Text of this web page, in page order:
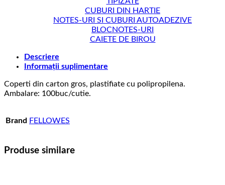
CUBURI DIN HARTIE
NOTES-URI SI CUBURI AUTOADEZIVE
BLOCNOTES-URI
CAIETE DE BIROU
Descriere
Informații suplimentare
Coperti din carton gros, plastifiate cu polipropilena.
Ambalare: 100buc/cutie.
Brand FELLOWES
Produse similare